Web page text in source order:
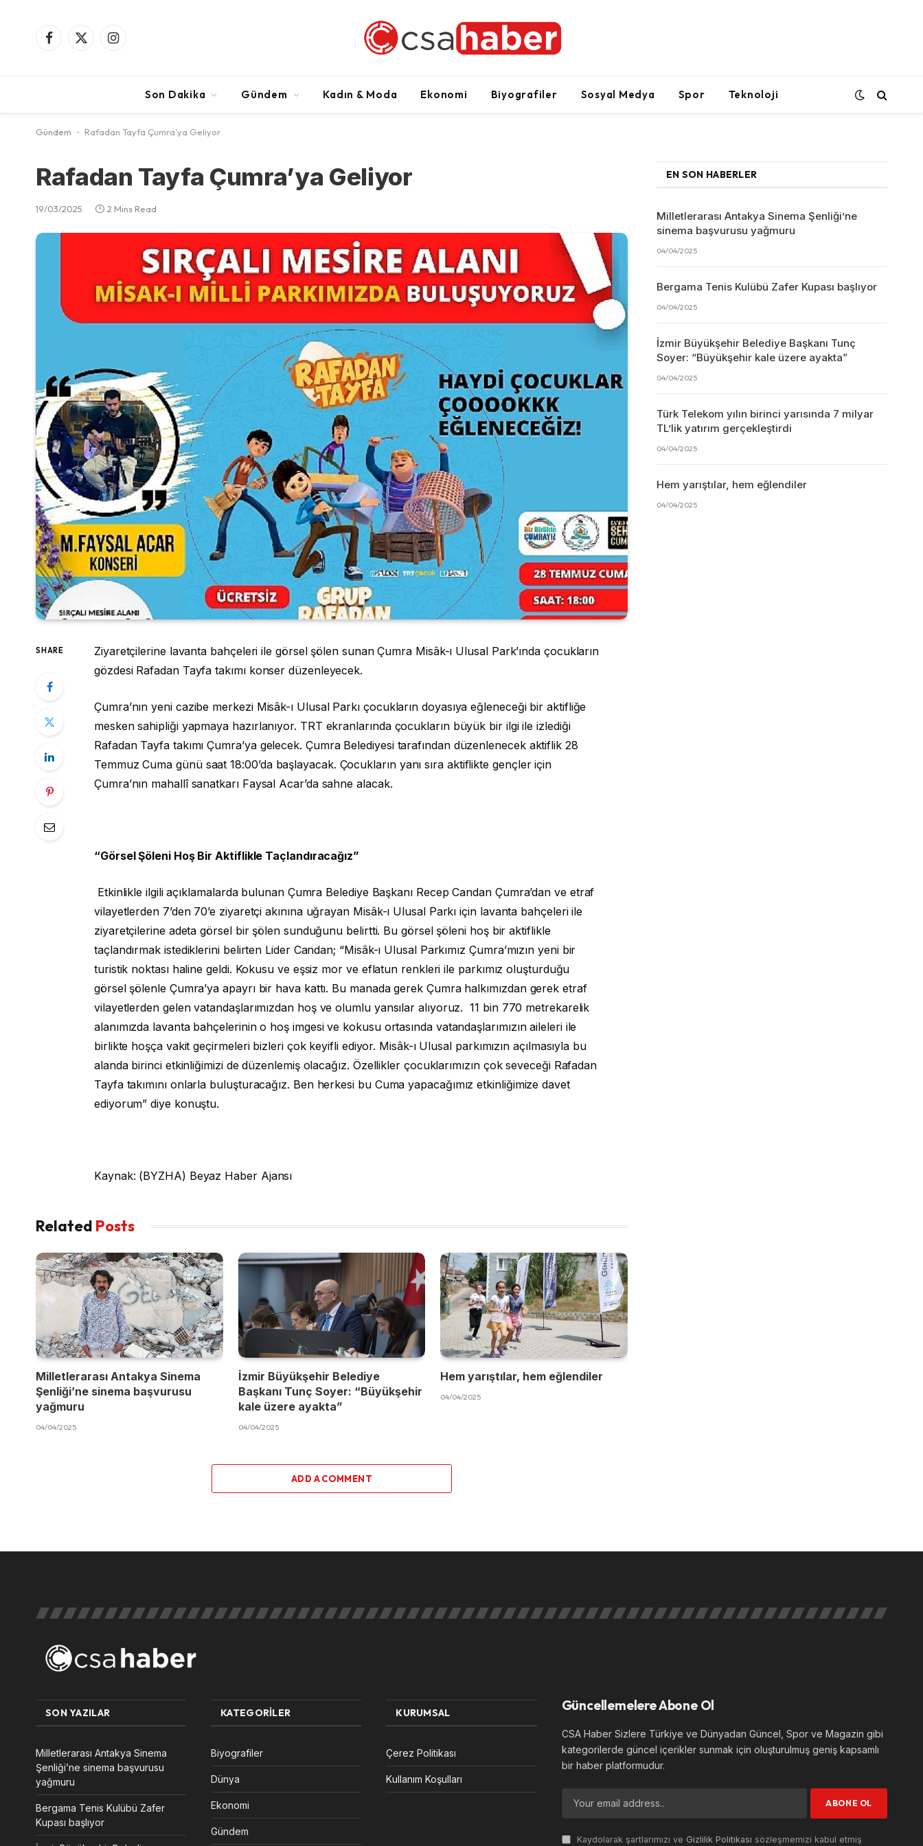
Facebook
X
Instagram
Son Dakika Gündem Kadın & Moda Ekonomi Biyografiler Sosyal Medya Spor Teknoloji
Gündem - Rafadan Tayfa Çumra’ya Geliyor
Rafadan Tayfa Çumra’ya Geliyor
19/03/2025 2 Mins Read
SHARE
Ziyaretçilerine lavanta bahçeleri ile görsel şölen sunan Çumra Misâk-ı Ulusal Park’ında çocukların
gözdesi Rafadan Tayfa takımı konser düzenleyecek.
Çumra’nın yeni cazibe merkezi Misâk-ı Ulusal Parkı çocukların doyasıya eğleneceği bir aktifliğe
mesken sahipliği yapmaya hazırlanıyor. TRT ekranlarında çocukların büyük bir ilgi ile izlediği
Rafadan Tayfa takımı Çumra’ya gelecek. Çumra Belediyesi tarafından düzenlenecek aktiflik 28
Temmuz Cuma günü saat 18:00’da başlayacak. Çocukların yanı sıra aktiflikte gençler için
Çumra’nın mahallî sanatkarı Faysal Acar’da sahne alacak.
“Görsel Şöleni Hoş Bir Aktiflikle Taçlandıracağız”
Etkinlikle ilgili açıklamalarda bulunan Çumra Belediye Başkanı Recep Candan Çumra’dan ve etraf
vilayetlerden 7’den 70’e ziyaretçi akınına uğrayan Misâk-ı Ulusal Parkı için lavanta bahçeleri ile
ziyaretçilerine adeta görsel bir şölen sunduğunu belirtti. Bu görsel şöleni hoş bir aktiflikle
taçlandırmak istediklerini belirten Lider Candan; “Misâk-ı Ulusal Parkımız Çumra’mızın yeni bir
turistik noktası haline geldi. Kokusu ve eşsiz mor ve eflatun renkleri ile parkımız oluşturduğu
görsel şölenle Çumra’ya apayrı bir hava kattı. Bu manada gerek Çumra halkımızdan gerek etraf
vilayetlerden gelen vatandaşlarımızdan hoş ve olumlu yansılar alıyoruz. 11 bin 770 metrekarelik
alanımızda lavanta bahçelerinin o hoş imgesi ve kokusu ortasında vatandaşlarımızın aileleri ile
birlikte hoşça vakit geçirmeleri bizleri çok keyifli ediyor. Misâk-ı Ulusal parkımızın açılmasıyla bu
alanda birinci etkinliğimizi de düzenlemiş olacağız. Özellikler çocuklarımızın çok seveceği Rafadan
Tayfa takımını onlarla buluşturacağız. Ben herkesi bu Cuma yapacağımız etkinliğimize davet
ediyorum” diye konuştu.
Kaynak: (BYZHA) Beyaz Haber Ajansı
Related Posts
Milletlerarası Antakya Sinema
Şenliği’ne sinema başvurusu
yağmuru
04/04/2025
İzmir Büyükşehir Belediye
Başkanı Tunç Soyer: “Büyükşehir
kale üzere ayakta”
04/04/2025
Hem yarıştılar, hem eğlendiler
04/04/2025
ADD A COMMENT
EN SON HABERLER
Milletlerarası Antakya Sinema Şenliği’ne
sinema başvurusu yağmuru
04/04/2025
Bergama Tenis Kulübü Zafer Kupası başlıyor
04/04/2025
İzmir Büyükşehir Belediye Başkanı Tunç
Soyer: “Büyükşehir kale üzere ayakta”
04/04/2025
Türk Telekom yılın birinci yarısında 7 milyar
TL’lik yatırım gerçekleştirdi
04/04/2025
Hem yarıştılar, hem eğlendiler
04/04/2025
SON YAZILAR
Milletlerarası Antakya Sinema
Şenliği’ne sinema başvurusu
yağmuru
Bergama Tenis Kulübü Zafer
Kupası başlıyor
KATEGORILER
Biyografiler
Dünya
Ekonomi
Gündem
KURUMSAL
Çerez Politikası
Kullanım Koşulları
Güncellemelere Abone Ol
CSA Haber Sizlere Türkiye ve Dünyadan Güncel, Spor ve Magazin gibi
kategorilerde güncel içerikler sunmak için oluşturulmuş geniş kapsamlı
bir haber platformudur.
Kaydolarak şartlarımızı ve Gizlilik Politikası sözleşmemizi kabul etmiş